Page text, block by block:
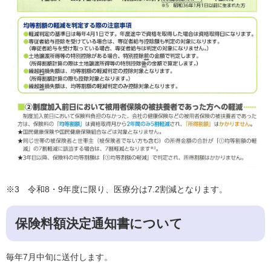
※3 令和8・9年度に限り、医療分は7.2割減となります。
保険料額決定通知書について
毎年7月中旬に送付します。